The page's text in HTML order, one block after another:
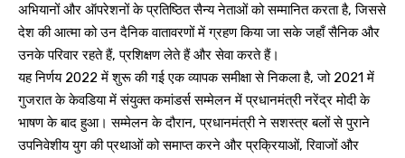
अभियानों और ऑपरेशनों के प्रतिष्ठित सैन्य नेताओं को सम्मानित करता है, जिससे
देश की आत्मा को उन दैनिक वातावरणों में ग्रहण किया जा सके जहाँ सैनिक और
उनके परिवार रहते हैं, प्रशिक्षण लेते हैं और सेवा करते हैं।
यह निर्णय 2022 में शुरू की गई एक व्यापक समीक्षा से निकला है, जो 2021 में
गुजरात के केवडिया में संयुक्त कमांडर्स सम्मेलन में प्रधानमंत्री नरेंद्र मोदी के
भाषण के बाद हुआ। सम्मेलन के दौरान, प्रधानमंत्री ने सशस्त्र बलों से पुराने
उपनिवेशीय युग की प्रथाओं को समाप्त करने और प्रक्रियाओं, रिवाजों और